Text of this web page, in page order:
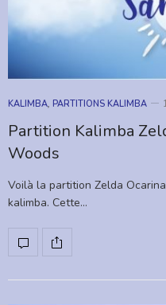
KALIMBA, PARTITIONS KALIMBA
Partition Kalimba
Woods
Voilà la partition Zelda
kalimba. Cette…